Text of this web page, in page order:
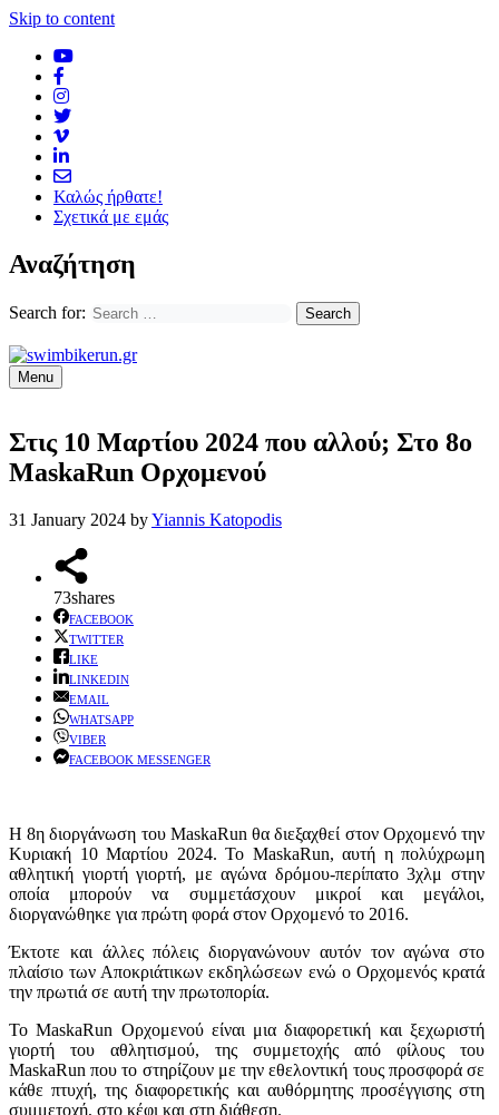
Skip to content
Καλώς ήρθατε!
Σχετικά με εμάς
Αναζήτηση
Search for:
Menu
Στις 10 Μαρτίου 2024 που αλλού; Στο 8ο
MaskaRun Ορχομενού
31 January 2024 byYiannis Katopodis
73shares
FACEBOOK
TWITTER
LIKE
LINKEDIN
EMAIL
WHATSAPP
VIBER
FACEBOOK MESSENGER
Η 8η διοργάνωση του MaskaRun θα διεξαχθεί στον Ορχομενό την
Κυριακή 10 Μαρτίου 2024. Το MaskaRun, αυτή η πολύχρωμη
αθλητική γιορτή γιορτή, με αγώνα δρόμου-περίπατο 3χλμ στην
οποία μπορούν να συμμετάσχουν μικροί και μεγάλοι,
διοργανώθηκε για πρώτη φορά στον Ορχομενό το 2016.
Έκτοτε και άλλες πόλεις διοργανώνουν αυτόν τον αγώνα στο
πλαίσιο των Αποκριάτικων εκδηλώσεων ενώ ο Ορχομενός κρατά
την πρωτιά σε αυτή την πρωτοπορία.
Το MaskaRun Ορχομενού είναι μια διαφορετική και ξεχωριστή
γιορτή του αθλητισμού, της συμμετοχής από φίλους του
MaskaRun που το στηρίζουν με την εθελοντική τους προσφορά σε
κάθε πτυχή, της διαφορετικής και αυθόρμητης προσέγγισης στη
συμμετοχή, στο κέφι και στη διάθεση.